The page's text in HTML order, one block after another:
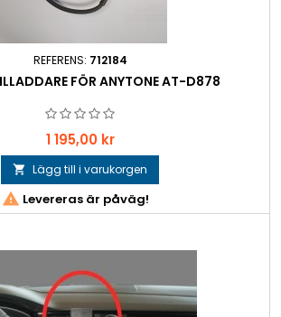
REFERENS: 712184
FÖR ANYTONE AT-D878
Pris
1 195,00 kr
 Lägg till i varukorgen
 Levereras är påväg!